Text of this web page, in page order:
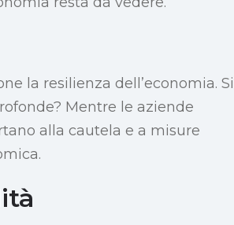
la resilienza dell’economia. Si
Mentre le aziende
alla cautela e a misure